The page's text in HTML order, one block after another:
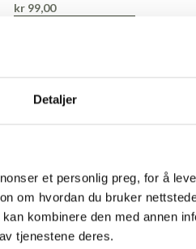
Detaljer
et personlig preg, for å
om hvordan du bruker
kombinere den med annen
tjenestene deres.
kr 99,00